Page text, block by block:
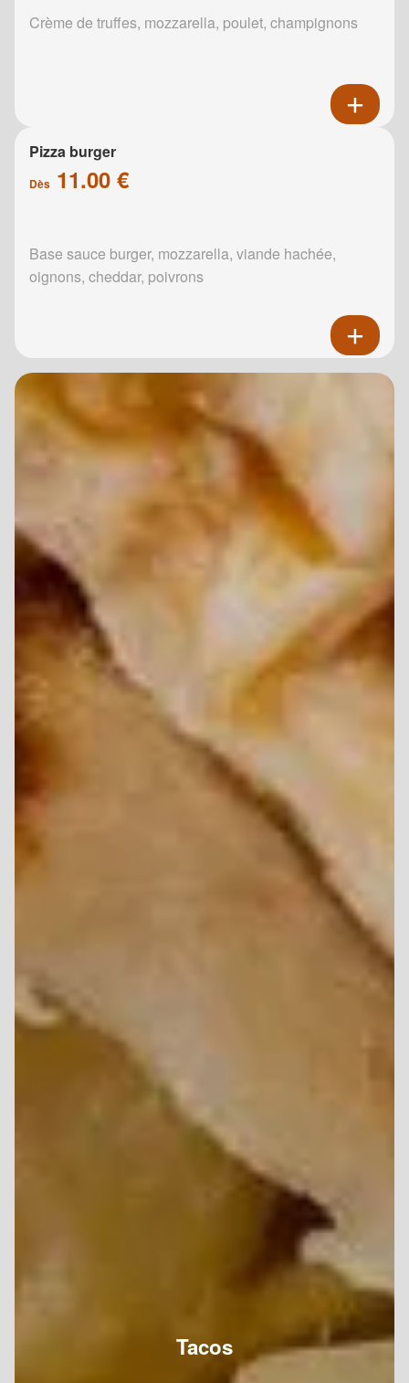
Crème de truffes, mozzarella, poulet, champignons
Pizza burger
Dès 11.00 €
Base sauce burger, mozzarella, viande hachée,
oignons, cheddar, poivrons
Tacos